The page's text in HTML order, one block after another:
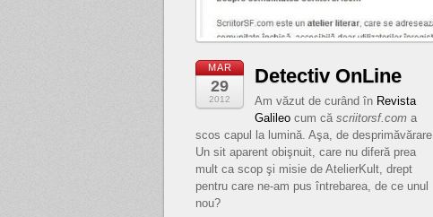
MAR
29
2012
Detectiv OnLine
Am văzut de curând în Revista
Galileo cum că scriitorsf.com a
scos capul la lumină. Aşa, de desprimăvărare.
Un sit aparent obişnuit, care nu diferă prea
mult ca scop şi misie de AtelierKult, drept
pentru care ne-am pus întrebarea, de ce unul
nou?